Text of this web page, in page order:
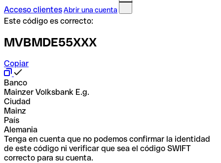
Acceso clientesAbrir una cuenta
Este código es correcto:
MVBMDE55XXX
Copiar
Banco
Mainzer Volksbank E.g.
Ciudad
Mainz
País
Alemania
Tenga en cuenta que no podemos confirmar la identidad
de este código ni verificar que sea el código SWIFT
correcto para su cuenta.